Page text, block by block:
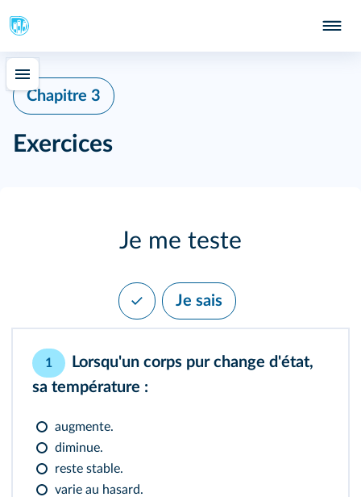
Chapitre 3
Exercices
Je me teste
Je sais
1
Lorsqu'un corps pur change d'état,
sa température :
augmente.
diminue.
reste stable.
varie au hasard.